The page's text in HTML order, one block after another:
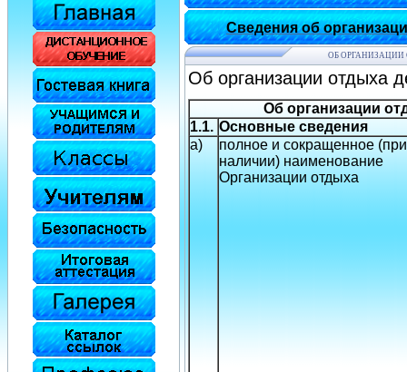
Сведения об
ОБ ОРГАНИЗАЦИИ
Об организации отдыха
Об организации
1.1. Основные сведения
а)
полное и сокращенное (при
наличии) наименование
Организации отдыха